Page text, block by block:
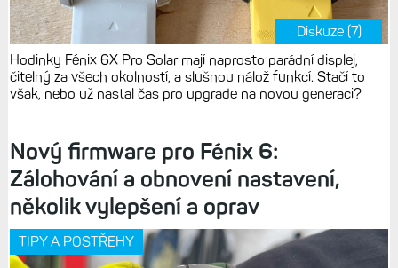
Diskuze (7)
Hodinky Fénix 6X Pro Solar mají naprosto parádní displej,
čitelný za všech okolností, a slušnou nálož funkcí. Stačí to
však, nebo už nastal čas pro upgrade na novou generaci?
Nový firmware pro Fénix 6:
Zálohování a obnovení nastavení,
několik vylepšení a oprav
TIPY A POSTŘEHY